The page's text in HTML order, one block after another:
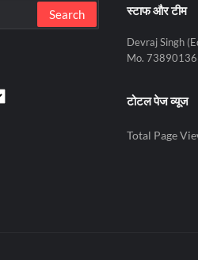
स्टाफ और टीम
Devraj Singh
Mo.
टोटल पेज व्यूज
Total Page